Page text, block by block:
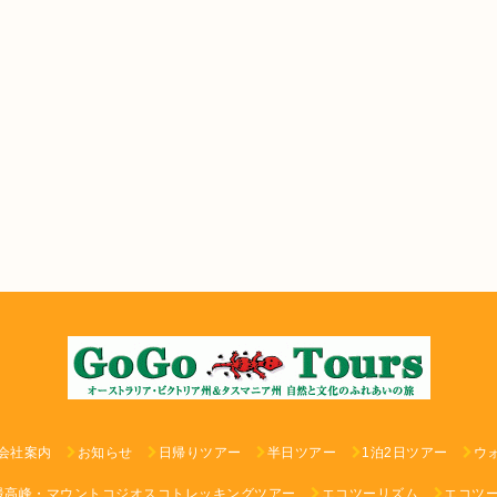
社案内 お知らせ 日帰りツアー 半日ツアー 1泊2日ツアー ウ
峰・マウントコジオスコトレッキングツアー エコツーリズム エコツ